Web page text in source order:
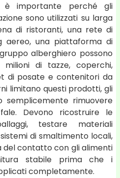
è importante perché gli
sono utilizzati su larga
di ristoranti, una rete di
aereo, una piattaforma di
alberghiero possono
di tazze, coperchi,
di posate e contenitori da
limitano questi prodotti, gli
semplicemente rimuovere
Devono ricostruire le
testare materiali
di smaltimento locali,
del contatto con gli alimenti
stabile prima che i
completamente.